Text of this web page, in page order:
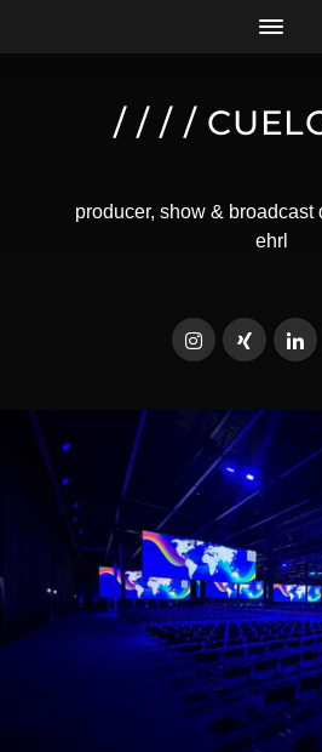
/ / / /
producer, show & broadcast
ehrl